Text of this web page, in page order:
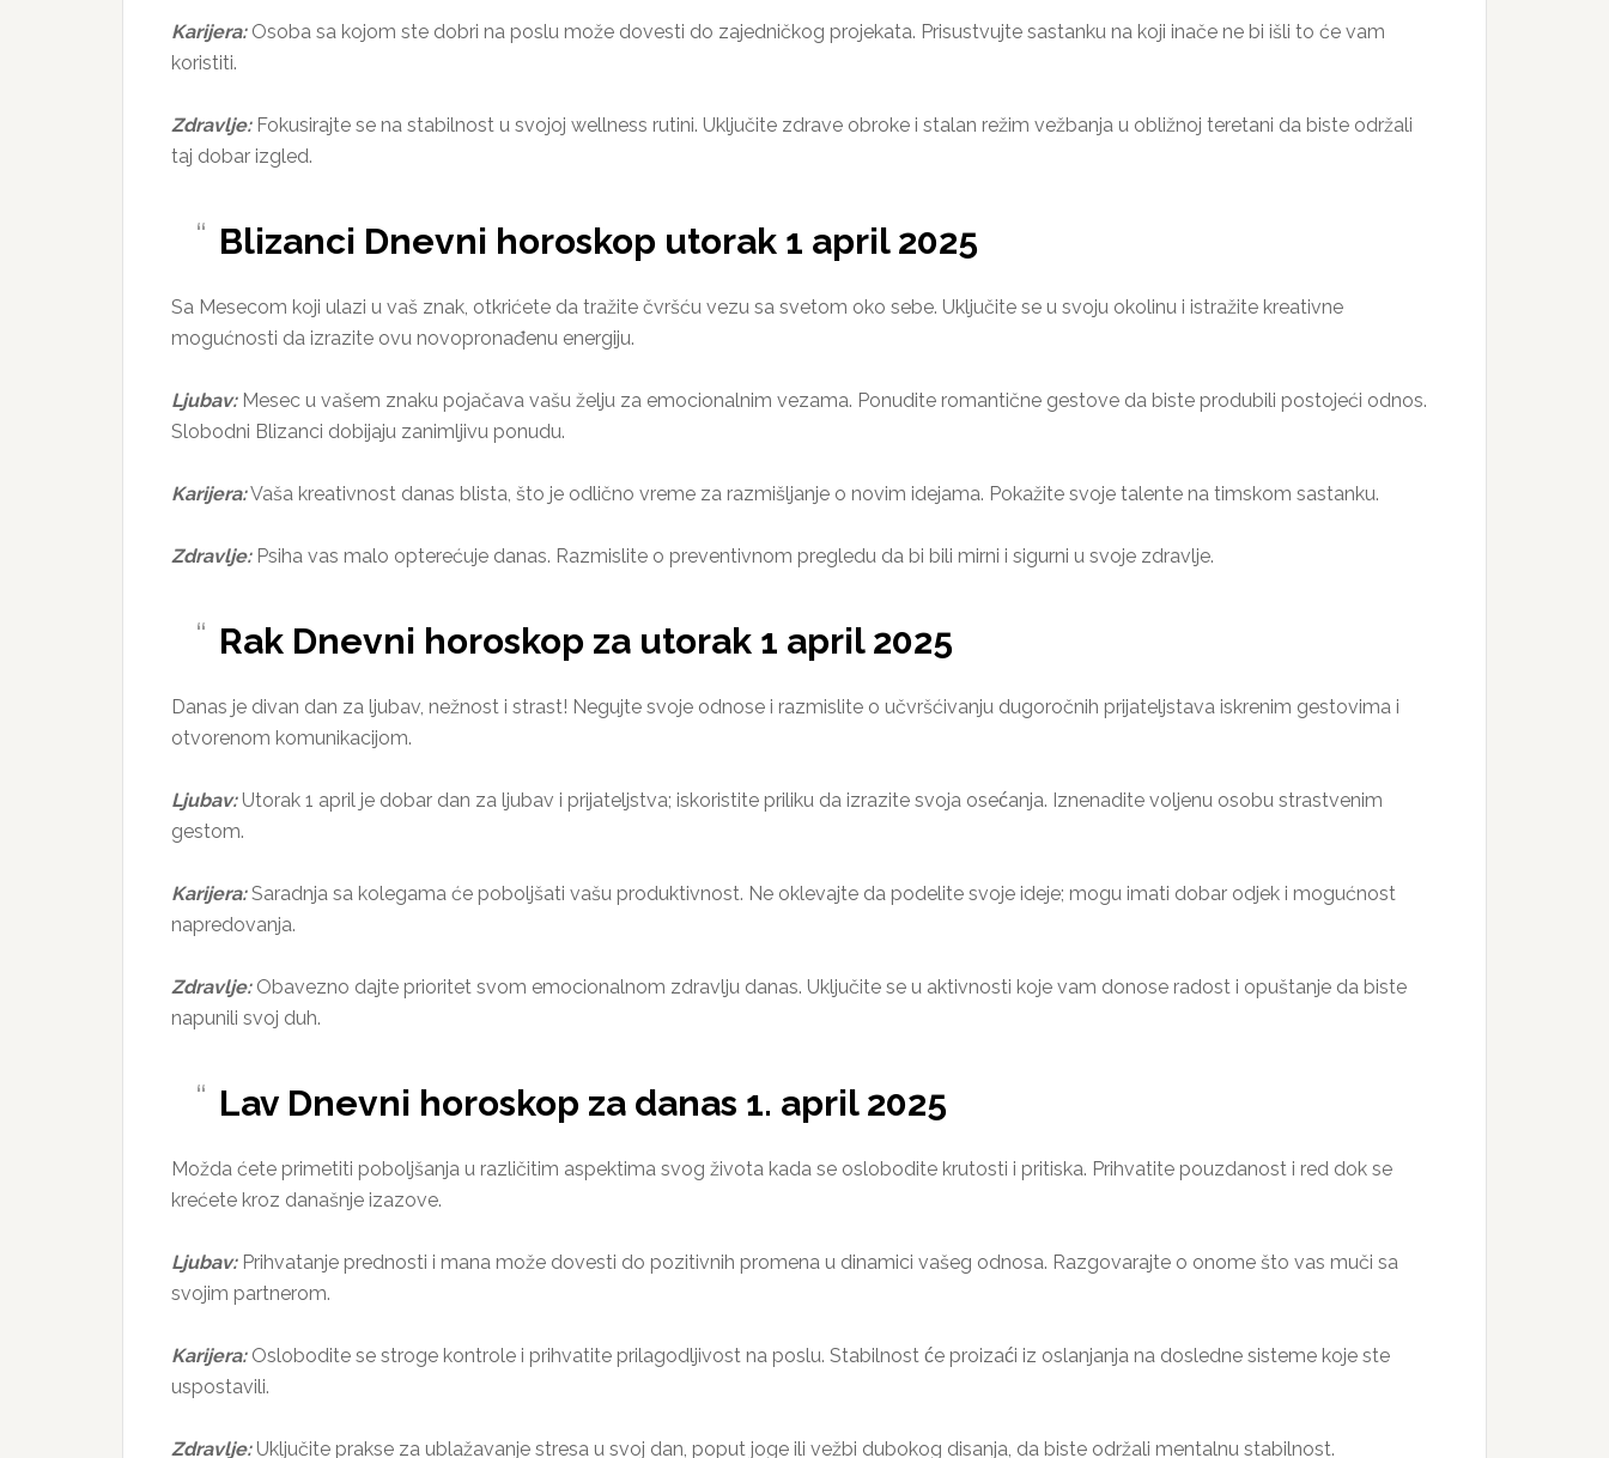
Karijera:Osoba sa kojom ste dobri na poslu može dovesti do zajedničkog projekata. Prisustvujte sastanku na koji inače ne bi išli to će vam
koristiti.
Zdravlje:Fokusirajte se na stabilnost u svojoj wellness rutini. Uključite zdrave obroke i stalan režim vežbanja u obližnoj teretani da biste održali
taj dobar izgled.
Blizanci Dnevni horoskop utorak 1 april 2025
Sa Mesecom koji ulazi u vaš znak, otkrićete da tražite čvršću vezu sa svetom oko sebe. Uključite se u svoju okolinu i istražite kreativne
mogućnosti da izrazite ovu novopronađenu energiju.
Ljubav:Mesec u vašem znaku pojačava vašu želju za emocionalnim vezama. Ponudite romantične gestove da biste produbili postojeći odnos.
Slobodni Blizanci dobijaju zanimljivu ponudu.
Karijera:Vaša kreativnost danas blista, što je odlično vreme za razmišljanje o novim idejama. Pokažite svoje talente na timskom sastanku.
Zdravlje:Psiha vas malo opterećuje danas. Razmislite o preventivnom pregledu da bi bili mirni i sigurni u svoje zdravlje.
Rak Dnevni horoskop za utorak 1 april 2025
Danas je divan dan za ljubav, nežnost i strast! Negujte svoje odnose i razmislite o učvršćivanju dugoročnih prijateljstava iskrenim gestovima i
otvorenom komunikacijom.
Ljubav:Utorak 1 april je dobar dan za ljubav i prijateljstva; iskoristite priliku da izrazite svoja osećanja. Iznenadite voljenu osobu strastvenim
gestom.
Karijera:Saradnja sa kolegama će poboljšati vašu produktivnost. Ne oklevajte da podelite svoje ideje; mogu imati dobar odjek i mogućnost
napredovanja.
Zdravlje:Obavezno dajte prioritet svom emocionalnom zdravlju danas. Uključite se u aktivnosti koje vam donose radost i opuštanje da biste
napunili svoj duh.
Lav Dnevni horoskop za danas 1. april 2025
Možda ćete primetiti poboljšanja u različitim aspektima svog života kada se oslobodite krutosti i pritiska. Prihvatite pouzdanost i red dok se
krećete kroz današnje izazove.
Ljubav:Prihvatanje prednosti i mana može dovesti do pozitivnih promena u dinamici vašeg odnosa. Razgovarajte o onome što vas muči sa
svojim partnerom.
Karijera:Oslobodite se stroge kontrole i prihvatite prilagodljivost na poslu. Stabilnost će proizaći iz oslanjanja na dosledne sisteme koje ste
uspostavili.
Zdravlje:Uključite prakse za ublažavanje stresa u svoj dan, poput joge ili vežbi dubokog disanja, da biste održali mentalnu stabilnost.